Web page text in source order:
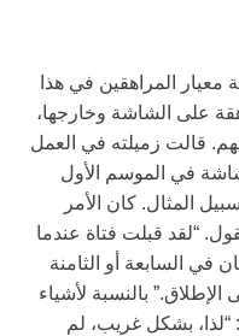
معيار المراهقين في هذا
على الشاشة وخارجها،
قالت زميلته في العمل
في الموسم الأول
المثال. كان الأمر
“لقد قبلت فتاة عندما
في السابعة أو الثامنة
بالنسبة لأشياء
“لذا، بشكل غريب، لم